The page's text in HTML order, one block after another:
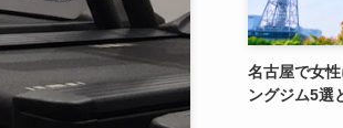
名古屋で女
ングジム5選